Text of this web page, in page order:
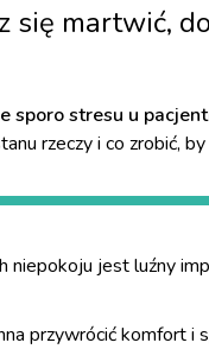
się martwić,
sporo stresu u
rzeczy i co zrobić,
niepokoju jest luźny
przywrócić komfort i